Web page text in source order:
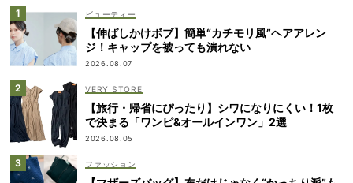
ビューティー
【伸ばしかけボブ】簡単“カチモリ風”ヘアアレン
ジ！キャップを被っても潰れない
2026.08.07
VERY STORE
【旅行・帰省にぴったり】シワになりにくい！1枚
で決まる「ワンピ&オールインワン」2選
2026.08.05
ファッション